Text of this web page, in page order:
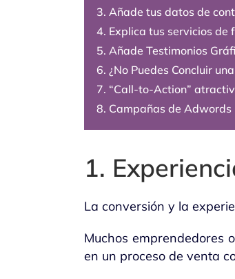
3. Añade tus datos de
4. Explica tus servicios de
5. Añade Testimonios
6. ¿No Puedes Concluir
7. “Call-to-Action”
8. Campañas de Adwords
1.
La conversión y la
Muchos emprendedores
en un proceso de venta